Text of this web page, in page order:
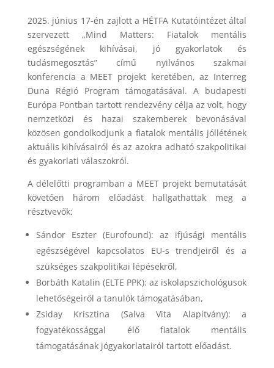
2025. június 17-én zajlott a HÉTFA Kutatóintézet által
szervezett „Mind Matters: Fiatalok mentális
egészségének kihívásai, jó gyakorlatok és
tudásmegosztás” című nyilvános szakmai
konferencia a MEET projekt keretében, az Interreg
Duna Régió Program támogatásával. A budapesti
Európa Pontban tartott rendezvény célja az volt, hogy
nemzetközi és hazai szakemberek bevonásával
közösen gondolkodjunk a fiatalok mentális jóllétének
aktuális kihívásairól és az azokra adható szakpolitikai
és gyakorlati válaszokról.
A délelőtti programban a MEET projekt bemutatását
követően három előadást hallgathattak meg a
résztvevők:
Sándor Eszter (Eurofound): az ifjúsági mentális
egészségével kapcsolatos EU-s trendjeiről és a
szükséges szakpolitikai lépésekről,
Borbáth Katalin (ELTE PPK): az iskolapszichológusok
lehetőségeiről a tanulók támogatásában,
Zsiday Krisztina (Salva Vita Alapítvány): a
fogyatékossággal élő fiatalok mentális
támogatásának jógyakorlatairól tartott előadást.